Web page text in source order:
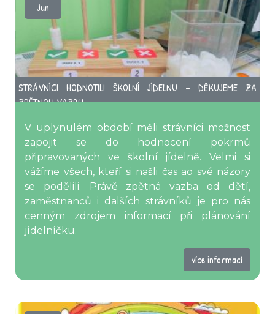
Jun
STRÁVNÍCI HODNOTILI ŠKOLNÍ JÍDELNU – DĚKUJEME ZA
ZPĚTNOU VAZBU
V uplynulém období měli strávníci možnost
zapojit se do hodnocení pokrmů
připravovaných ve školní jídelně. Velmi si
vážíme všech, kteří si našli čas ao své názory
se podělili. Právě zpětná vazba od dětí,
zaměstnanců i dalších strávníků je pro nás
cenným zdrojem informací při plánování
jídelníčku.
více informací